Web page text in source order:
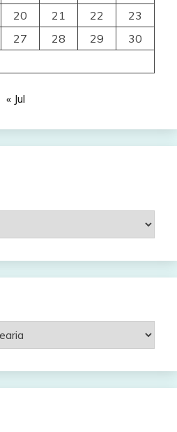
20 21 22
23
27 28 29
30
« Jul